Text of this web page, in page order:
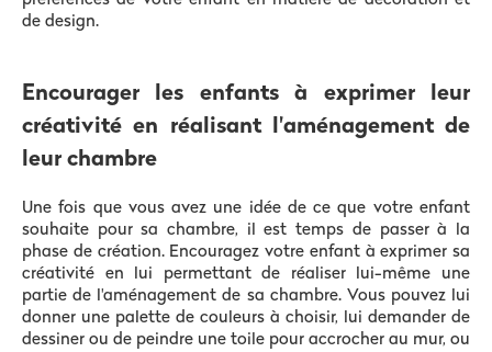
de design.
Encourager les enfants à exprimer leur
créativité en réalisant l'aménagement de
leur chambre
Une fois que vous avez une idée de ce que votre enfant
souhaite pour sa chambre, il est temps de passer à la
phase de création. Encouragez votre enfant à exprimer sa
créativité en lui permettant de réaliser lui-même une
partie de l'aménagement de sa chambre. Vous pouvez lui
donner une palette de couleurs à choisir, lui demander de
dessiner ou de peindre une toile pour accrocher au mur, ou